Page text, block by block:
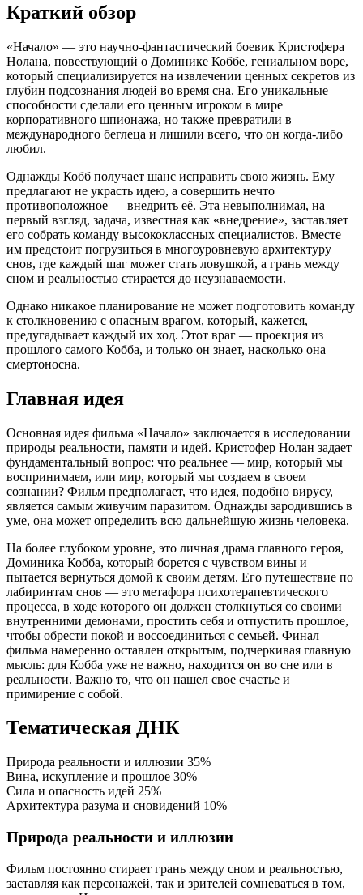
Краткий обзор
«Начало» — это научно-фантастический боевик Кристофера
Нолана, повествующий о Доминике Коббе, гениальном воре,
который специализируется на извлечении ценных секретов из
глубин подсознания людей во время сна. Его уникальные
способности сделали его ценным игроком в мире
корпоративного шпионажа, но также превратили в
международного беглеца и лишили всего, что он когда-либо
любил.
Однажды Кобб получает шанс исправить свою жизнь. Ему
предлагают не украсть идею, а совершить нечто
противоположное — внедрить её. Эта невыполнимая, на
первый взгляд, задача, известная как «внедрение», заставляет
его собрать команду высококлассных специалистов. Вместе
им предстоит погрузиться в многоуровневую архитектуру
снов, где каждый шаг может стать ловушкой, а грань между
сном и реальностью стирается до неузнаваемости.
Однако никакое планирование не может подготовить команду
к столкновению с опасным врагом, который, кажется,
предугадывает каждый их ход. Этот враг — проекция из
прошлого самого Кобба, и только он знает, насколько она
смертоносна.
Главная идея
Основная идея фильма «Начало» заключается в исследовании
природы реальности, памяти и идей. Кристофер Нолан задает
фундаментальный вопрос: что реальнее — мир, который мы
воспринимаем, или мир, который мы создаем в своем
сознании? Фильм предполагает, что идея, подобно вирусу,
является самым живучим паразитом. Однажды зародившись в
уме, она может определить всю дальнейшую жизнь человека.
На более глубоком уровне, это личная драма главного героя,
Доминика Кобба, который борется с чувством вины и
пытается вернуться домой к своим детям. Его путешествие по
лабиринтам снов — это метафора психотерапевтического
процесса, в ходе которого он должен столкнуться со своими
внутренними демонами, простить себя и отпустить прошлое,
чтобы обрести покой и воссоединиться с семьей. Финал
фильма намеренно оставлен открытым, подчеркивая главную
мысль: для Кобба уже не важно, находится он во сне или в
реальности. Важно то, что он нашел свое счастье и
примирение с собой.
Тематическая ДНК
Природа реальности и иллюзии 35%
Вина, искупление и прошлое 30%
Сила и опасность идей 25%
Архитектура разума и сновидений 10%
Природа реальности и иллюзии
Фильм постоянно стирает грань между сном и реальностью,
заставляя как персонажей, так и зрителей сомневаться в том,